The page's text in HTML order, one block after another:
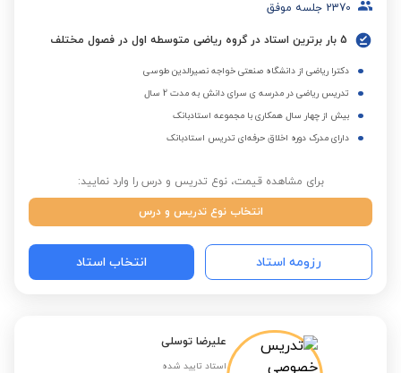
2370 جلسه موفق
5 بار برترین استاد در گروه ریاضی متوسطه اول در فصول مختلف
دکترا ریاضی از دانشگاه صنعتی خواجه نصیرالدین طوسی
تدریس ریاضی در مدرسه ی سرای دانش به مدت 2 سال
بیش از چهار سال همکاری با مجموعه استادبانک
دارای مدرک دوره اخلاق حرفه‌ای تدریس استادبانک
برای مشاهده قیمت، نوع تدریس و درس را وارد نمایید:
انتخاب نوع تدریس و درس
رزومه استاد انتخاب استاد
علیرضا توسلی
استاد تایید شده